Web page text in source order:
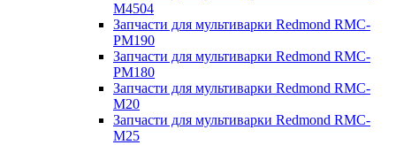
M4504
Запчасти для мультиварки Redmond RMC-
PM190
Запчасти для мультиварки Redmond RMC-
PM180
Запчасти для мультиварки Redmond RMC-
M20
Запчасти для мультиварки Redmond RMC-
M25